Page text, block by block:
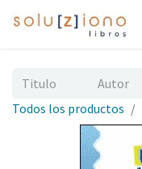
Todos los productos